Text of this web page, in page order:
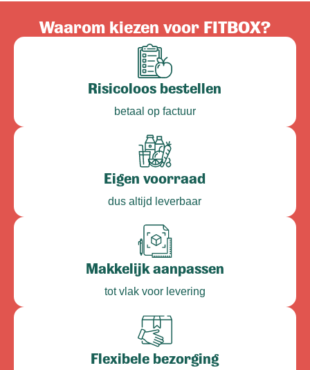
Waarom kiezen voor FITBOX?
Risicoloos bestellen
betaal op factuur
Eigen voorraad
dus altijd leverbaar
Makkelijk aanpassen
tot vlak voor levering
Flexibele bezorging